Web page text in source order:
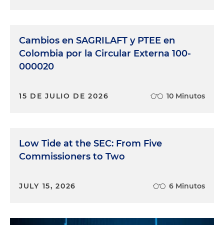
Cambios en SAGRILAFT y PTEE en
Colombia por la Circular Externa 100-
000020
15 DE JULIO DE 2026 10 Minutos
Low Tide at the SEC: From Five
Commissioners to Two
JULY 15, 2026 6 Minutos